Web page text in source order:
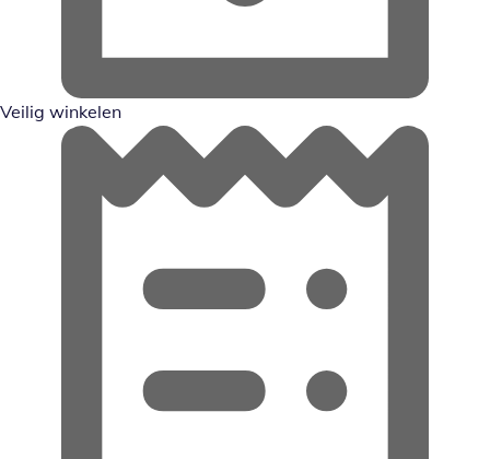
Veilig winkelen